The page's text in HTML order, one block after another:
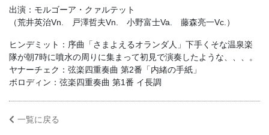
出演：モルゴーア・クァルテット
（荒井英治Vn. 戸澤哲夫Vn. 小野富士Va. 藤森亮一Vc.）
ヒンデミット：序曲「さまよえるオランダ人」下手くそな温泉楽
隊が朝7時に噴水の周りに集まって初見で演奏したような、、、。
ヤナーチェク：弦楽四重奏曲 第2番「内緒の手紙」
ボロディン：弦楽四重奏曲 第1番 イ長調
一覧に戻る